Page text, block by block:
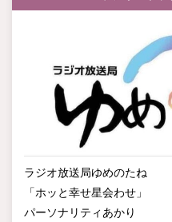
ラジオ放送局ゆめのたね
「ホッと幸せ星会わせ」
パーソナリティあかり